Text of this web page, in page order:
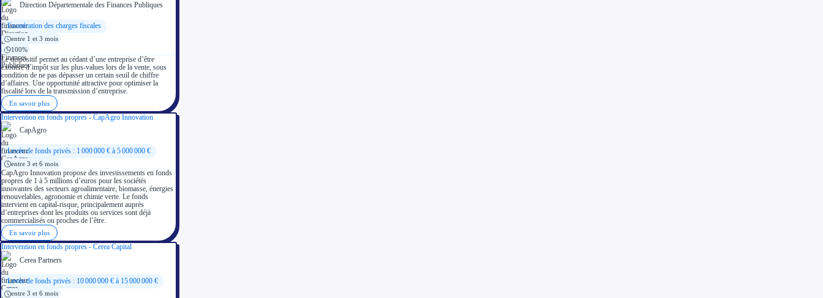
Direction Départementale des Finances Publiques
Exonération des charges fiscales
entre 1 et 3 mois
100%
Le dispositif permet au cédant d’une entreprise d’être
exonéré d’impôt sur les plus-values lors de la vente, sous
condition de ne pas dépasser un certain seuil de chiffre
d’affaires. Une opportunité attractive pour optimiser la
fiscalité lors de la transmission d’entreprise.
En savoir plus
Intervention en fonds propres - CapAgro Innovation
CapAgro
Levée de fonds privés : 1 000 000 € à 5 000 000 €
entre 3 et 6 mois
CapAgro Innovation propose des investissements en fonds
propres de 1 à 5 millions d’euros pour les sociétés
innovantes des secteurs agroalimentaire, biomasse, énergies
renouvelables, agronomie et chimie verte. Le fonds
intervient en capital-risque, principalement auprès
d’entreprises dont les produits ou services sont déjà
commercialisés ou proches de l’être.
En savoir plus
Intervention en fonds propres - Cerea Capital
Cerea Partners
Levée de fonds privés : 10 000 000 € à 15 000 000 €
entre 3 et 6 mois